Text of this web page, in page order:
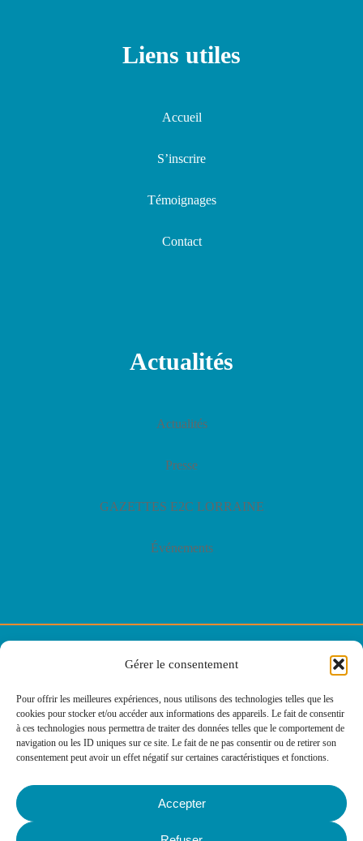
Gérer le consentement
Pour offrir les meilleures expériences, nous utilisons des technologies telles que les
cookies pour stocker et/ou accéder aux informations des appareils. Le fait de consentir
à ces technologies nous permettra de traiter des données telles que le comportement de
navigation ou les ID uniques sur ce site. Le fait de ne pas consentir ou de retirer son
consentement peut avoir un effet négatif sur certaines caractéristiques et fonctions.
Accepter
Liens utiles
Accueil
S’inscrire
Témoignages
Contact
Actualités
Actualités
Presse
GAZETTES E2C LORRAINE
Événements
© E2C Lorraine
Politique des cookies
Mentions légales